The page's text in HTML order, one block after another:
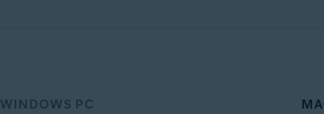
WINDOWS PC